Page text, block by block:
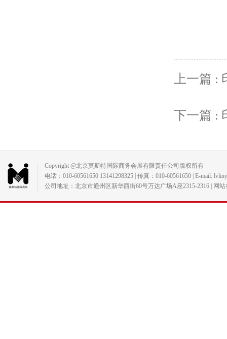
上一篇
下一篇 :
Copyright @北京莫斯特国际商务会展有限责任公司版权所有
电话：010-60561650 13141298325 | 传真：010-60561650 | E-mail:
公司地址：北京市通州区新华西街60号万达广场A座2315-2316 | 网